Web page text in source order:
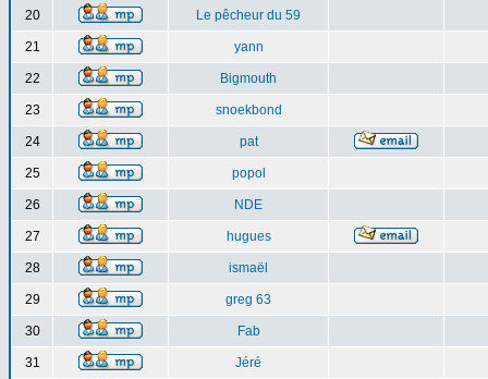
20 Le pêcheur du 59
21 yann
22 Bigmouth
23 snoekbond
24 pat
25 popol
26 NDE
27 hugues
28 ismaël
29 greg 63
30 Fab
31 Jéré